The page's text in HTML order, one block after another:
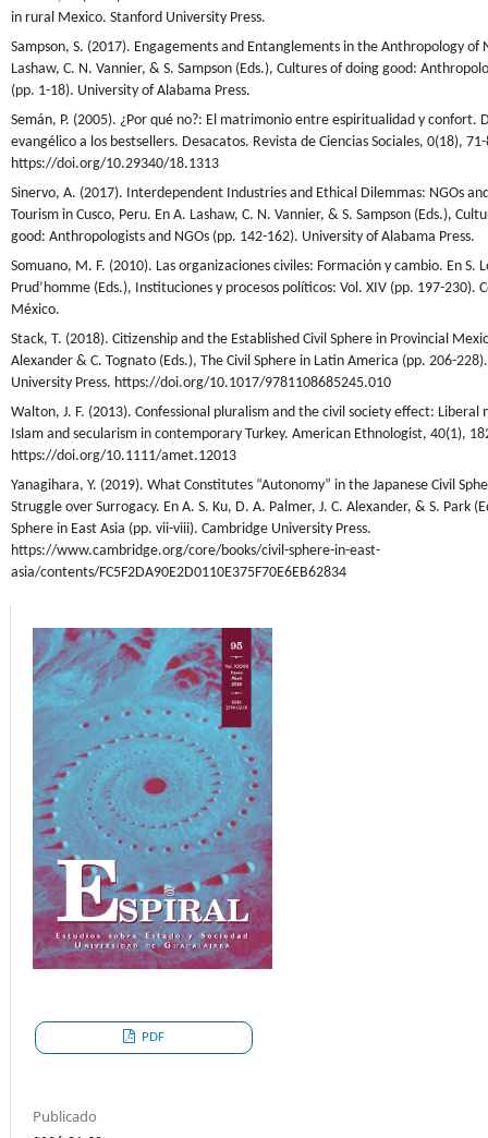
in rural Mexico. Stanford University Press.
Sampson, S. (2017). Engagements and Entanglements in the Anthropology of
Lashaw, C. N. Vannier, & S. Sampson (Eds.), Cultures of doing good:
(pp. 1-18). University of Alabama Press.
Semán, P. (2005). ¿Por qué no?: El matrimonio entre espiritualidad y confort.
evangélico a los bestsellers. Desacatos. Revista de Ciencias Sociales, 0(18),
https://doi.org/10.29340/18.1313
Sinervo, A. (2017). Interdependent Industries and Ethical Dilemmas: NGOs
Tourism in Cusco, Peru. En A. Lashaw, C. N. Vannier, & S. Sampson (Eds.),
good: Anthropologists and NGOs (pp. 142-162). University of Alabama Press.
Somuano, M. F. (2010). Las organizaciones civiles: Formación y cambio. En S.
Prud’homme (Eds.), Instituciones y procesos políticos: Vol. XIV (pp. 197-230).
México.
Stack, T. (2018). Citizenship and the Established Civil Sphere in Provincial
Alexander & C. Tognato (Eds.), The Civil Sphere in Latin America (pp. 206-
University Press. https://doi.org/10.1017/9781108685245.010
Walton, J. F. (2013). Confessional pluralism and the civil society effect: Liberal
Islam and secularism in contemporary Turkey. American Ethnologist, 40(1),
https://doi.org/10.1111/amet.12013
Yanagihara, Y. (2019). What Constitutes “Autonomy” in the Japanese Civil
Struggle over Surrogacy. En A. S. Ku, D. A. Palmer, J. C. Alexander, & S. Park
Sphere in East Asia (pp. vii-viii). Cambridge University Press.
https://www.cambridge.org/core/books/civil-sphere-in-east-
asia/contents/FC5F2DA90E2D0110E375F70E6EB62834
PDF
Publicado